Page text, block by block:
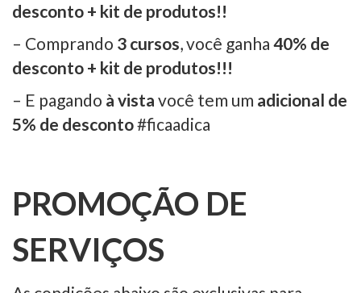
desconto + kit de produtos!!
– Comprando 3 cursos, você ganha 40% de
desconto + kit de produtos!!!
– E pagando à vista você tem um adicional de
5% de desconto#ficaadica
PROMOÇÃO DE
SERVIÇOS